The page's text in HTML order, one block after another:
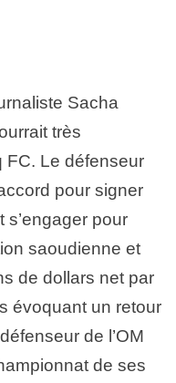
Sacha
très
FC. Le défenseur
pour signer
s’engager pour
saoudienne et
de dollars net par
évoquant un retour
de l’OM
de ses